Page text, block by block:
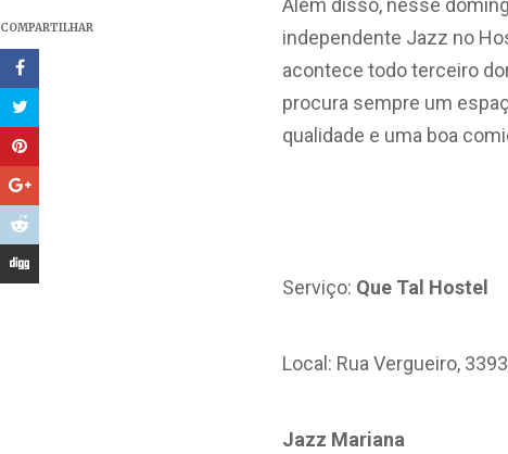
COMPARTILHAR
independente Jazz no
acontece todo terceiro
procura sempre um
qualidade e uma boa
Serviço: Que Tal Hostel
Local: Rua Vergueiro,
Jazz Mariana